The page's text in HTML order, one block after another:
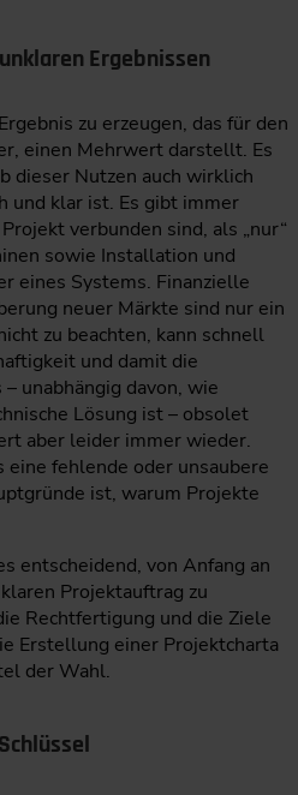
Ergebnissen
zu erzeugen, das für den
einen Mehrwert darstellt. Es
dieser Nutzen auch wirklich
und klar ist. Es gibt immer
verbunden sind, als „nur“
sowie Installation und
eines Systems. Finanzielle
neuer Märkte sind nur ein
zu beachten, kann schnell
und damit die
unabhängig davon, wie
Lösung ist – obsolet
aber leider immer wieder.
eine fehlende oder unsaubere
ist, warum Projekte
entscheidend, von Anfang an
Projektauftrag zu
Rechtfertigung und die Ziele
Erstellung einer Projektcharta
der Wahl.